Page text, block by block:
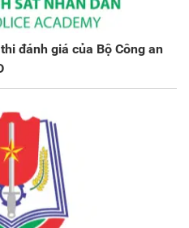
đánh giá của Bộ Công an